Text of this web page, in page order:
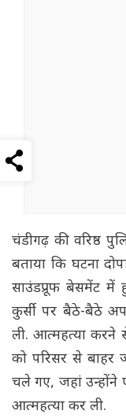
चंडीगढ़ की वरिष्ठ
बताया कि घटना
साउंडप्रूफ बेसमेंट में
कुर्सी पर बैठे-बैठे
ली. आत्महत्या करने
को परिसर से बाहर
चले गए, जहां उन्होंने
आत्महत्या कर ली.